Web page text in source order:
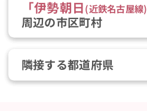
「伊勢朝日(近鉄名古屋線)
周辺の市区町村
隣接する都道府県